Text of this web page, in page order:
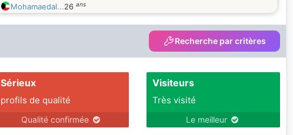
Mohamaedal...26 ans
Recherche par critères
Sérieux
profils de qualité
Qualité confirmée
Visiteurs
Très visité
Le meilleur